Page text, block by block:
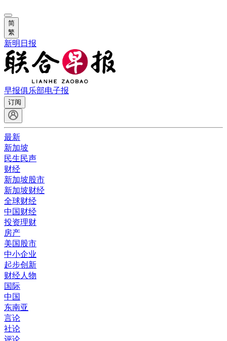
简
繁
新明日报
早报俱乐部电子报
订阅
最新
新加坡
民生民声
财经
新加坡股市
新加坡财经
全球财经
中国财经
投资理财
房产
美国股市
中小企业
起步创新
财经人物
国际
中国
东南亚
言论
社论
评论